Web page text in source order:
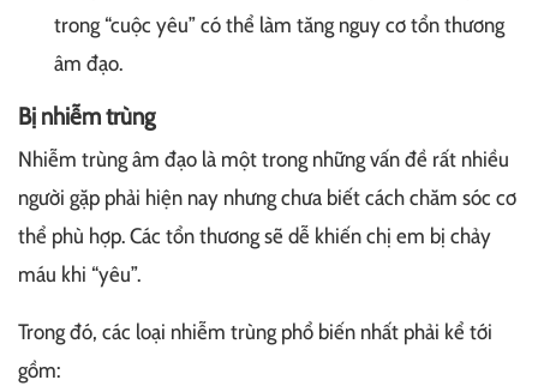
trong “cuộc yêu” có thể làm tăng nguy cơ tổn thương
âm đạo.
Bị nhiễm trùng
Nhiễm trùng âm đạo là một trong những vấn đề rất nhiều
người gặp phải hiện nay nhưng chưa biết cách chăm sóc cơ
thể phù hợp. Các tổn thương sẽ dễ khiến chị em bị chảy
máu khi “yêu”.
Trong đó, các loại nhiễm trùng phổ biến nhất phải kể tới
gồm: